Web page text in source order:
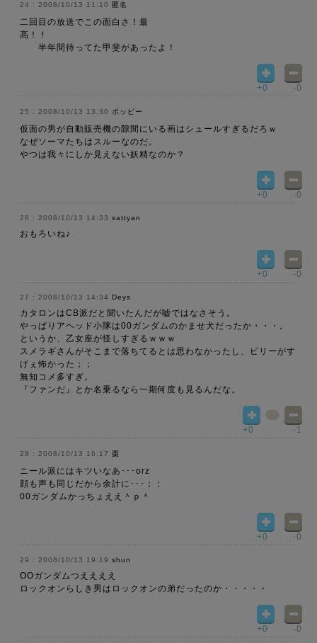
2008/10/13 11:10 匿名
二回目の放送でこの面白さ！最
高！！
半年間待ってた甲斐があったよ！
+0 -0
2008/10/13 13:30 ポッピー
仮面の男が自動販売機の隙間にいる画はシュールすぎるだろｗ
なぜソーマたちはスルーなのだ。
やつは我々にしか見えない妖精なのか？
+0 -0
2008/10/13 14:33 sattyan
おもろいね♪
+0 -0
2008/10/13 14:34 Deys
カタロンはCB派だと聞いたんだが嘘ではなさそう。
やっぱりアヘッド小隊は00ガンダムのかませ犬だったか・・・。
というか、乙女座が怪しすぎるｗｗｗ
スメラギさんがそこまで落ちてるとは思わなかったし、ビリーがす
げぇ怖かった；；
無知コメ多すぎ。
『ファンだ』とか名乗るなら一期何度も見るんだな。
+0 -1
2008/10/13 16:17 棗
ニール派にはキツいなあ･･･orz
顔も声も同じだから余計に･･･；；
00ガンダムかっちょええ＾ｐ＾
+0 -0
2008/10/13 19:19 shun
OOガンダムつええええ
ロックオンらしき男はロックオンの弟だったのか・・・・・
+0 -0